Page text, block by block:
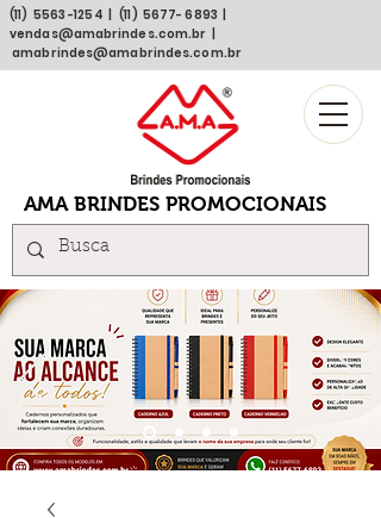
(11) 5563 -1254 | (11) 5677- 6893
vendas@amabrindes.com.br
amabrindes@amabrindes.com.br
AMA BRINDES PROMOCIONAIS